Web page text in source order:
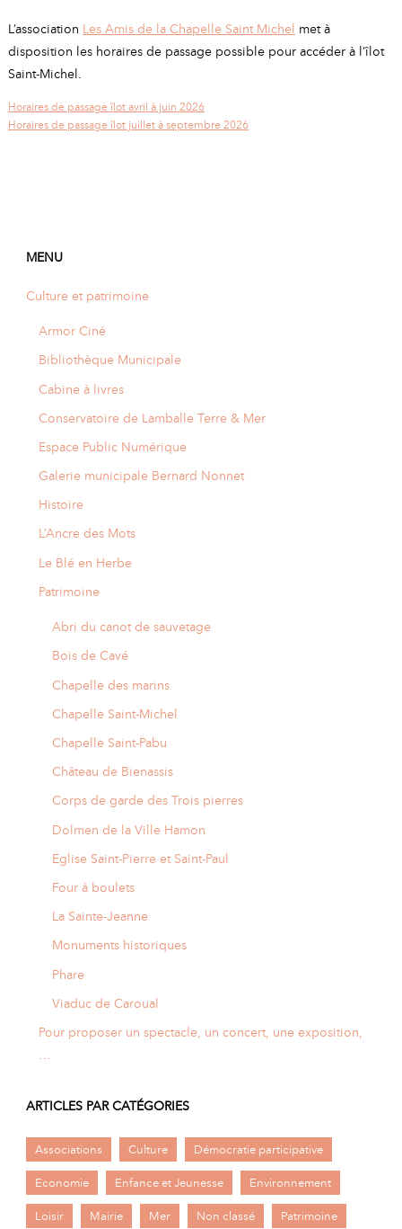
L’association Les Amis de la Chapelle Saint Michel met à
disposition les horaires de passage possible pour accéder à l’îlot
Saint-Michel.
Horaires de passage îlot avril à juin 2026
Horaires de passage îlot juillet à septembre 2026
MENU
Culture et patrimoine
Armor Ciné
Bibliothèque Municipale
Cabine à livres
Conservatoire de Lamballe Terre & Mer
Espace Public Numérique
Galerie municipale Bernard Nonnet
Histoire
L’Ancre des Mots
Le Blé en Herbe
Patrimoine
Abri du canot de sauvetage
Bois de Cavé
Chapelle des marins
Chapelle Saint-Michel
Chapelle Saint-Pabu
Château de Bienassis
Corps de garde des Trois pierres
Dolmen de la Ville Hamon
Eglise Saint-Pierre et Saint-Paul
Four à boulets
La Sainte-Jeanne
Monuments historiques
Phare
Viaduc de Caroual
Pour proposer un spectacle, un concert, une exposition,
…
ARTICLES PAR CATÉGORIES
Associations Culture Démocratie participative
Economie Enfance et Jeunesse Environnement
Loisir Mairie Mer Non classé Patrimoine